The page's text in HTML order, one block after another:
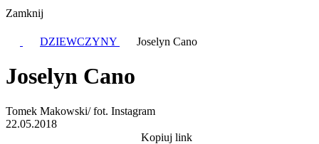
Zamknij
DZIEWCZYNY Joselyn Cano
Joselyn Cano
Tomek Makowski/ fot. Instagram
22.05.2018
Kopiuj link